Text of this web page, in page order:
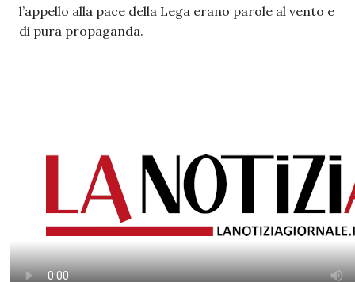
l’appello alla pace della Lega erano parole al vento e
di pura propaganda.